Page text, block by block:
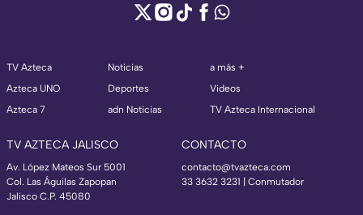
TV Azteca
Azteca UNO
Azteca 7
Noticias
Deportes
adn Noticias
a más +
Videos
TV Azteca Internacional
TV AZTECA JALISCO
Av. López Mateos Sur 5001
Col. Las Águilas Zapopan
Jalisco C.P. 45080
CONTACTO
contacto@tvazteca.com
33 3632 3231 | Conmutador